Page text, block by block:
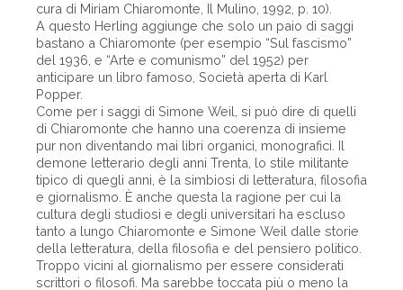
cura di Miriam Chiaromonte, Il Mulino, 1992, p. 10).
A questo Herling aggiunge che solo un paio di saggi
bastano a Chiaromonte (per esempio “Sul fascismo”
del 1936, e “Arte e comunismo” del 1952) per
anticipare un libro famoso, Società aperta di Karl
Popper.
Come per i saggi di Simone Weil, si può dire di quelli
di Chiaromonte che hanno una coerenza di insieme
pur non diventando mai libri organici, monografici. Il
demone letterario degli anni Trenta, lo stile militante
tipico di quegli anni, è la simbiosi di letteratura, filosofia
e giornalismo. È anche questa la ragione per cui la
cultura degli studiosi e degli universitari ha escluso
tanto a lungo Chiaromonte e Simone Weil dalle storie
della letteratura, della filosofia e del pensiero politico.
Troppo vicini al giornalismo per essere considerati
scrittori o filosofi. Ma sarebbe toccata più o meno la